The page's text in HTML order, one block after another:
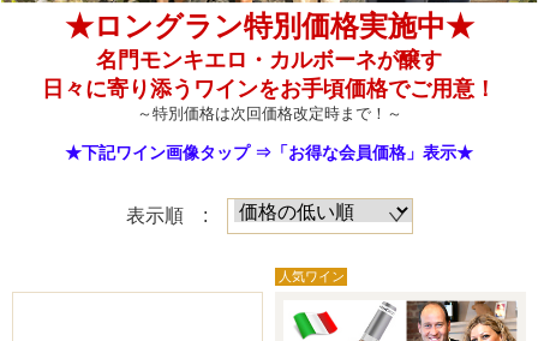
★ロングラン特別価格実施中★
名門モンキエロ・カルボーネが醸す
日々に寄り添うワインをお手頃価格でご用意！
～特別価格は次回価格改定時まで！～
★下記ワイン画像タップ ⇒「お得な会員価格」表示★
表示順 :